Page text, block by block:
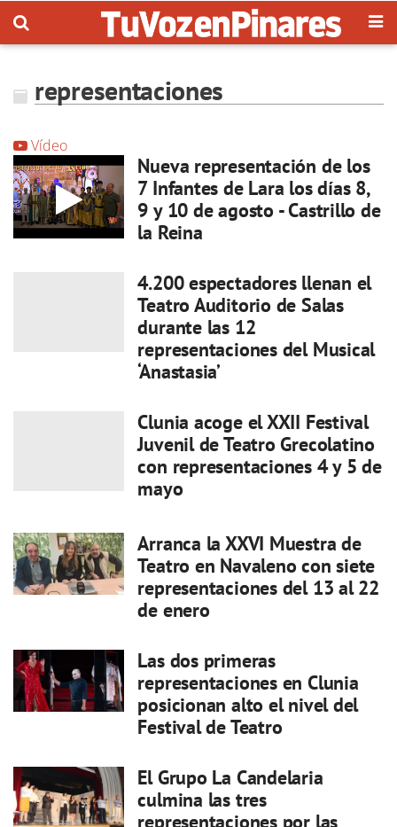
representaciones
Vídeo
Nueva representación de los
7 Infantes de Lara los días 8,
9 y 10 de agosto - Castrillo de
la Reina
4.200 espectadores llenan el
Teatro Auditorio de Salas
durante las 12
representaciones del Musical
‘Anastasia’
Clunia acoge el XXII Festival
Juvenil de Teatro Grecolatino
con representaciones 4 y 5 de
mayo
Arranca la XXVI Muestra de
Teatro en Navaleno con siete
representaciones del 13 al 22
de enero
Las dos primeras
representaciones en Clunia
posicionan alto el nivel del
Festival de Teatro
El Grupo La Candelaria
culmina las tres
representaciones por las